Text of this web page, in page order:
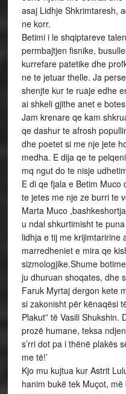
asaj Lidhje Shkrimtaresh,
ne korr.
Betimi i le shqiptareve
permbajtjen fisnike,
kurrefare patetike dhe
ne te jetuar thelle. Ja
shenjte kur te ruaje edhe
ai shkeli gjithe anet e
Jam krenare qe kam
qe dashur te afrosh
dhe poetet si me nje jete
medha. E dija qe te
mq ngut do te nisje
E di qe fjala e Betim
te jetes me nje ze burri te
Marta Muco
u ndal shkurtimisht te
lidhja e tij me krijimtaririne
marredheniet e mira qe
sizmologjike.Shume
ju dhuruan shoqates, dhe
Faruk Myrtaj dergon kete
si zakonisht për kënaqësi
Plakut” të Vasili
prozë humane, teksa
s’rri dot pa i thënë plakës
me të!’
Kjo mu kujtua kur Astrit
hanim bukë tek Muçot,